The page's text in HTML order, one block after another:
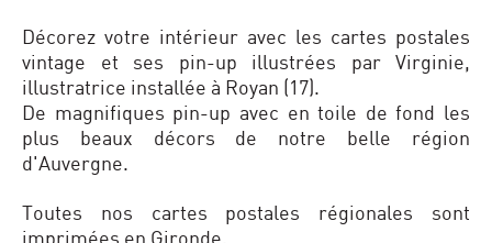
Décorez votre intérieur avec les cartes postales
vintage et ses pin-up illustrées par Virginie,
illustratrice installée à Royan (17).
De magnifiques pin-up avec en toile de fond les
plus beaux décors de notre belle région
d'Auvergne.
Toutes nos cartes postales régionales sont
imprimées en Gironde.